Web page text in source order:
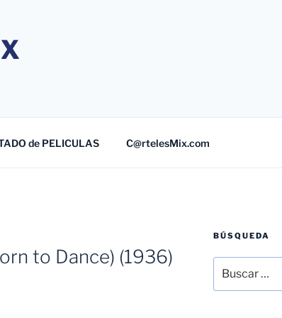
de PELICULAS C@rtelesMix.com
to Dance) (1936)
BÚSQUEDA
por: